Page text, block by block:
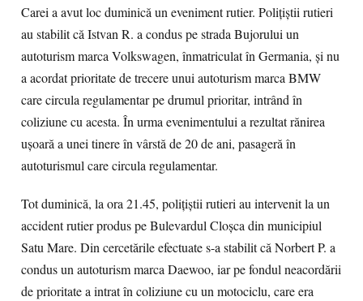
Carei a avut loc duminică un eveniment rutier. Poliţiştii rutieri
au stabilit că Istvan R. a condus pe strada Bujorului un
autoturism marca Volkswagen, înmatriculat în Germania, şi nu
a acordat prioritate de trecere unui autoturism marca BMW
care circula regulamentar pe drumul prioritar, intrând în
coliziune cu acesta. În urma evenimentului a rezultat rănirea
uşoară a unei tinere în vârstă de 20 de ani, pasageră în
autoturismul care circula regulamentar.
Tot duminică, la ora 21.45, poliţiştii rutieri au intervenit la un
accident rutier produs pe Bulevardul Cloşca din municipiul
Satu Mare. Din cercetările efectuate s-a stabilit că Norbert P. a
condus un autoturism marca Daewoo, iar pe fondul neacordării
de prioritate a intrat în coliziune cu un motociclu, care era